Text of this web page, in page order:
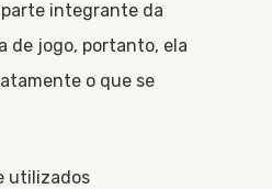
integrante da
de jogo, portanto, ela
o que se
utilizados